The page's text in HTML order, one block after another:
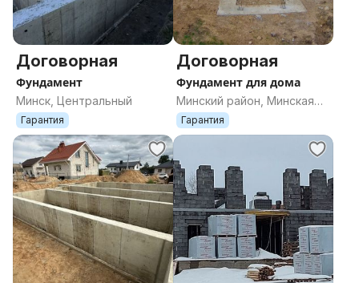
Договорная
Фундамент
Минск, Центральный
Гарантия
Договорная
Фундамент для дома
Минский район, Минская
область
Гарантия